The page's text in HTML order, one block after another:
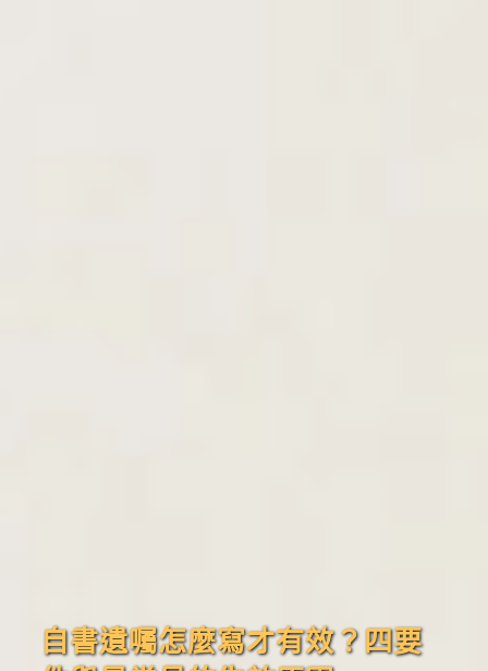
自書遺囑怎麼寫才有效？四要